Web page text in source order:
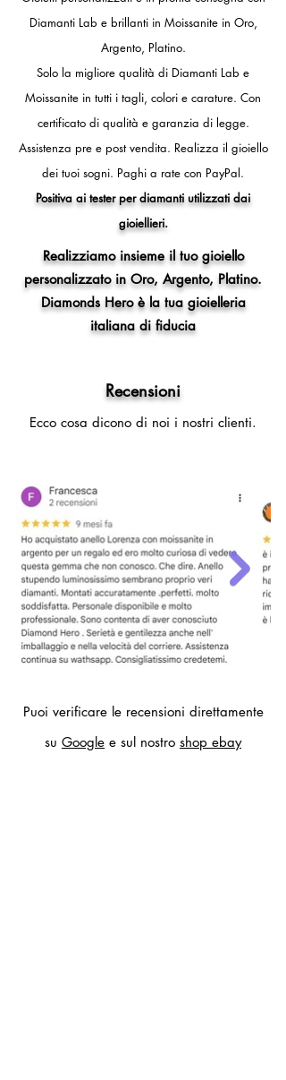
diametro interno anello 16,2 mm)
- 12 (circonferenza dito 52mm,
diametro interno anello 16,5 mm)
- 13 (circonferenza dito 53mm,
diametro interno anello 16,8 mm)
- 14 (circonferenza dito 54mm,
diametro interno anello 17,2 mm)
- 15 (circonferenza dito 55mm,
diametro interno anello 17,5 mm)
diametro interno anello 17,8 mm)
- 17 (circonferenza dito 57mm,
diametro interno anello 18,1 mm)
- 18 (circonferenza dito 58mm,
diametro interno anello 18,5 mm)
- 19 (circonferenza dito 59mm,
diametro interno anello 18,8 mm)
- 21 (circonferenza dito 61mm,
diametro interno anello 19,4 mm)
- 22 (circonferenza dito 62mm,
contatti.
Diamanti Lab e brillanti in Moissanite in Oro,
Argento, Platino.
Solo la migliore qualità di Diamanti Lab e
Moissanite in tutti i tagli, colori e carature. Con
certificato di qualità e garanzia di legge.
Assistenza pre e post vendita. Realizza il gioiello
dei tuoi sogni. Paghi a rate con PayPal.
Positiva ai tester per diamanti utilizzati dai
gioiellieri.
Realizziamo insieme il tuo gioiello
personalizzato in Oro, Argento, Platino.
Diamonds Hero è la tua gioielleria
italiana di fiducia
Recensioni
Ecco cosa dicono di noi i nostri clienti.
Puoi verificare le recensioni direttamente
su Google e sul nostro shop ebay